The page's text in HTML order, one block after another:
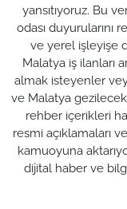
yansıtıyoruz. Bu
odası duyurularını
ve yerel işleyişe
Malatya iş ilanları
almak isteyenler
ve Malatya gezilecek
rehber içerikleri
resmi açıklamaları
kamuoyuna
dijital haber ve